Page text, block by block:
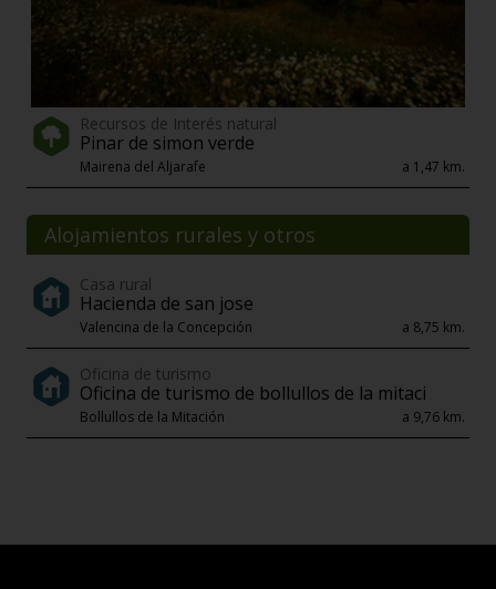
Recursos de Interés natural
Pinar de simon verde
Mairena del Aljarafe a 1,47 km.
Alojamientos rurales y otros
Casa rural
Hacienda de san jose
Valencina de la Concepción a 8,75 km.
Oficina de turismo
Oficina de turismo de bollullos de la mitaci
Bollullos de la Mitación a 9,76 km.